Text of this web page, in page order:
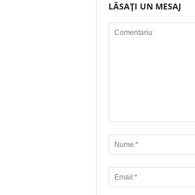
LĂSAȚI UN MESAJ